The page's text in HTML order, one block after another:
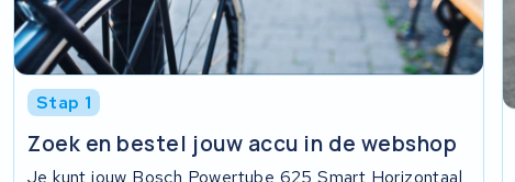
Stap 1
Zoek en bestel jouw accu in de webshop
Je kunt jouw Bosch Powertube 625 Smart Horizontaal